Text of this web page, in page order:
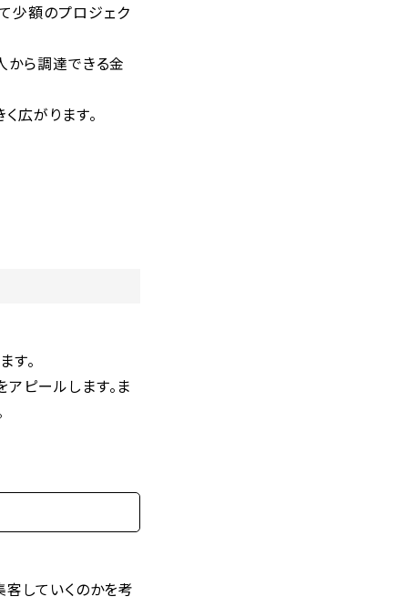
少額のプロジェク
から調達できる金
広がります。
す。
ピールします。ま
客していくのかを考